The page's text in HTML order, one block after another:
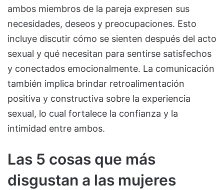
ambos miembros de la pareja expresen sus
necesidades, deseos y preocupaciones. Esto
incluye discutir cómo se sienten después del acto
sexual y qué necesitan para sentirse satisfechos
y conectados emocionalmente. La comunicación
también implica brindar retroalimentación
positiva y constructiva sobre la experiencia
sexual, lo cual fortalece la confianza y la
intimidad entre ambos.
Las 5 cosas que más
disgustan a las mujeres